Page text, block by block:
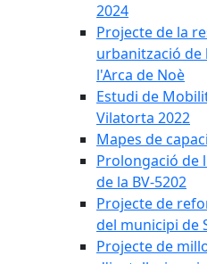
2024
Projecte de la
urbanització de
l'Arca de Noè
Estudi de
Vilatorta 2022
Mapes de
Prolongació de
de la BV-5202
Projecte de
del municipi de
Projecte de